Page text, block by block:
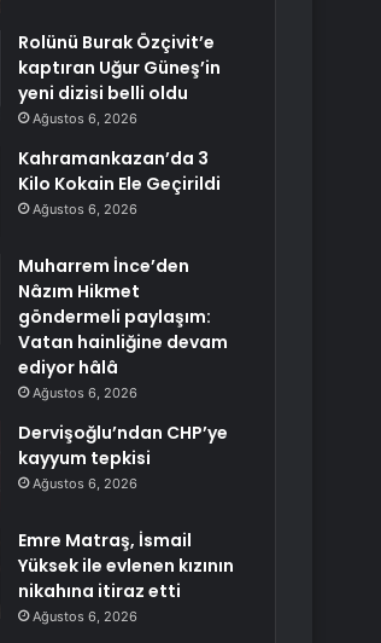
Rolünü Burak Özçivit’e
kaptıran Uğur Güneş’in
yeni dizisi belli oldu
Ağustos 6, 2026
Kahramankazan’da 3
Kilo Kokain Ele Geçirildi
Ağustos 6, 2026
Muharrem İnce’den
Nâzım Hikmet
göndermeli paylaşım:
Vatan hainliğine devam
ediyor hâlâ
Ağustos 6, 2026
Dervişoğlu’ndan CHP’ye
kayyum tepkisi
Ağustos 6, 2026
Emre Matraş, İsmail
Yüksek ile evlenen kızının
nikahına itiraz etti
Ağustos 6, 2026